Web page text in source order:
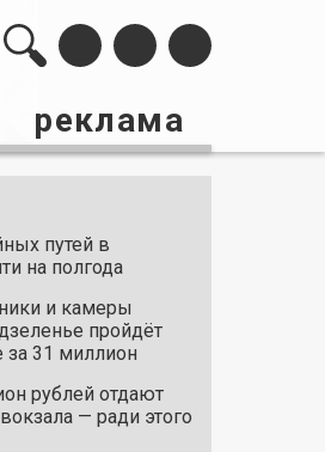
реклама
путей в
на полгода
и камеры
пройдёт
за 31 миллион
рублей отдают
— ради этого